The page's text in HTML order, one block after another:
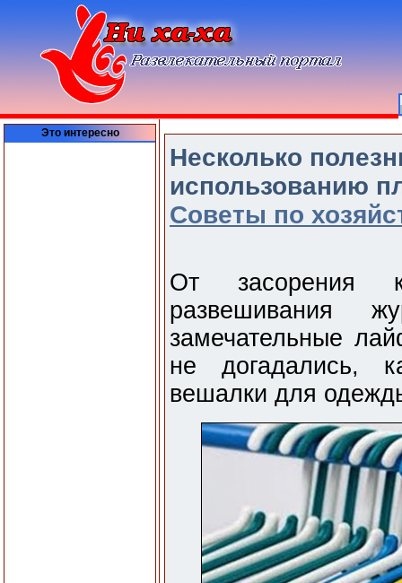
Это интересно
Несколько
использованию
Советы по
От засорения
развешивания
замечательные
не догадались,
вешалки для